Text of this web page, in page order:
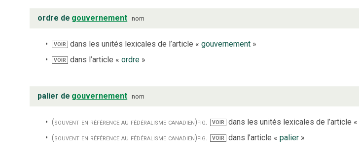
ordre de gouvernement nom
VOIR dans les unités lexicales de l’article «gouvernement »
VOIR dans l’article «ordre »
palier de gouvernement nom
(souvent en référence au fédéralisme canadien)fig. VOIR dans les unités lexicales de l’article «
(souvent en référence au fédéralisme canadien)fig. VOIR dans l’article « palier»